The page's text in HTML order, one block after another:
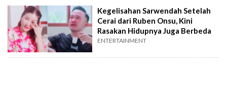
Kegelisahan Sarwendah Setelah
Cerai dari Ruben Onsu, Kini
Rasakan Hidupnya Juga Berbeda
ENTERTAINMENT